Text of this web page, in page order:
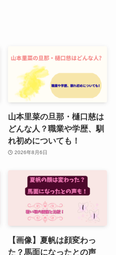
山本里菜の旦那・樋口慈は
どんな人？職業や学歴、馴
れ初めについても！
2026年8月6日
【画像】夏帆は顔変わっ
た？馬面になったとの声